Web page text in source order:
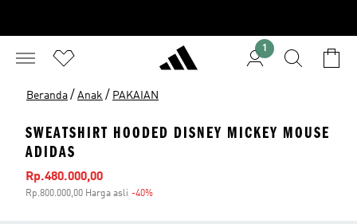
1
Beranda / Anak / PAKAIAN
SWEATSHIRT HOODED DISNEY MICKEY MOUSE
ADIDAS
Harga penjualan
Rp.480.000,00
Rp.800.000,00 Harga asli -40%